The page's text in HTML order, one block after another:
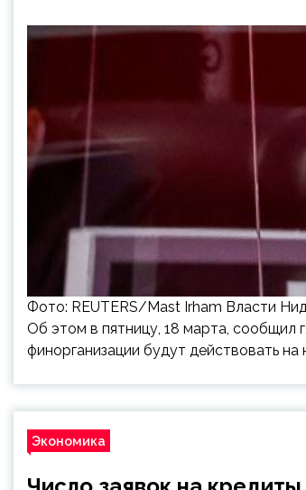
Фото: REUTERS/Mast Irham Власти
Об этом в пятницу, 18 марта, сообщил
финорганизации будут действовать
Экономика